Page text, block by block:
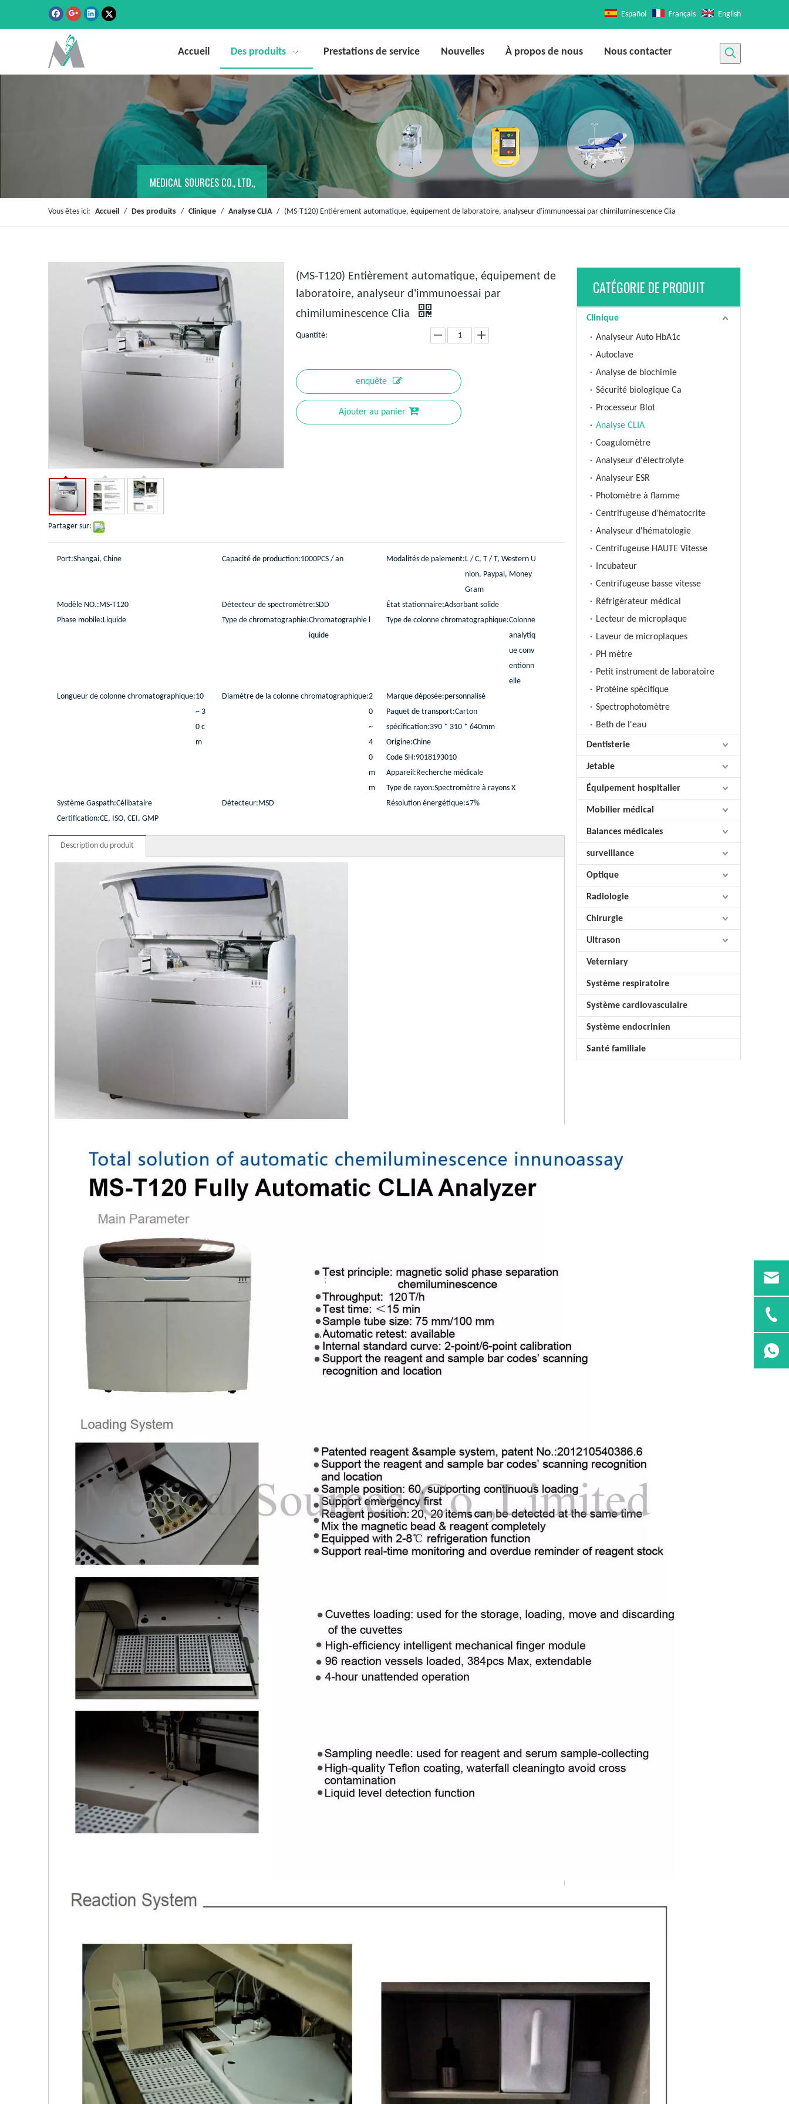
Español Français English
Accueil Des produits Prestations de service Nouvelles À propos de nous Nous contacter
MEDICAL SOURCES CO., LTD.,
Vous êtes ici: Accueil / Des produits / Clinique / Analyse CLIA / (MS-T120) Entièrement automatique, équipement de laboratoire, analyseur d'immunoessai par chimiluminescence Clia
Partager sur:
(MS-T120) Entièrement automatique, équipement de
laboratoire, analyseur d'immunoessai par
chimiluminescence Clia
Quantité:
enquête
Ajouter au panier
Port:Shangai, Chine Capacité de production:1000PCS / an Modalités de paiement:L / C, T / T, Western U
nion, Paypal, Money
Gram
Modèle NO.:MS-T120 Détecteur de spectromètre:SDD État stationnaire:Adsorbant solide
Phase mobile:Liquide Type de chromatographie:Chromatographie l
iquide
Type de colonne chromatographique:Colonne
analytiq
ue conv
entionn
elle
Longueur de colonne chromatographique:10
~ 3
0 c
m
Diamètre de la colonne chromatographique:2
0
~
4
0
m
m
Marque déposée:personnalisé
Paquet de transport:Carton
spécification:390 * 310 * 640mm
Origine:Chine
Code SH:9018193010
Appareil:Recherche médicale
Type de rayon:Spectromètre à rayons X
Système Gaspath:Célibataire Détecteur:MSD Résolution énergétique:≤7%
Certification:CE, ISO, CEI, GMP
Description du produit
CATÉGORIE DE PRODUIT
Clinique
Analyseur Auto HbA1c
Autoclave
Analyse de biochimie
Sécurité biologique Ca
Processeur Blot
Analyse CLIA
Coagulomètre
Analyseur d'électrolyte
Analyseur ESR
Photomètre à flamme
Centrifugeuse d'hématocrite
Analyseur d'hématologie
Centrifugeuse HAUTE Vitesse
Incubateur
Centrifugeuse basse vitesse
Réfrigérateur médical
Lecteur de microplaque
Laveur de microplaques
PH mètre
Petit instrument de laboratoire
Protéine spécifique
Spectrophotomètre
Beth de l'eau
Dentisterie
Jetable
Équipement hospitalier
Mobilier médical
Balances médicales
surveillance
Optique
Radiologie
Chirurgie
Ultrason
Veterniary
Système respiratoire
Système cardiovasculaire
Système endocrinien
Santé familiale